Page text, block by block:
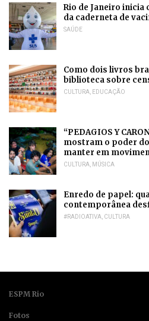
Rio de Janeiro inicia
da caderneta de
SAÚDE
Como dois livros
biblioteca sobre
CULTURA, EDUCAÇÃO
“PEDAGIOS Y
mostram o poder
manter em
CULTURA, MÚSICA
Enredo de papel:
contemporânea
#RADIOATIVA, CULTURA
ESPM Rio
Fotos